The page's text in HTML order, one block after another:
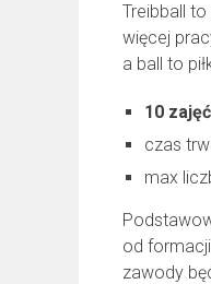
Treibball
więcej
a ball to
10 zajęć
czas
max
od
zawody